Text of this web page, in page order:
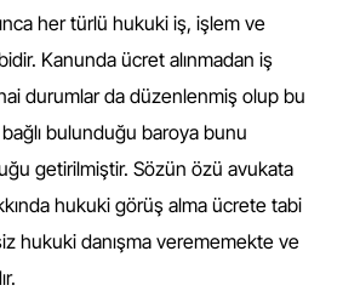
her türlü hukuki iş, işlem ve
Kanunda ücret alınmadan iş
durumlar da düzenlenmiş olup bu
bulunduğu baroya bunu
getirilmiştir. Sözün özü avukata
hukuki görüş alma ücrete tabi
hukuki danışma verememekte ve